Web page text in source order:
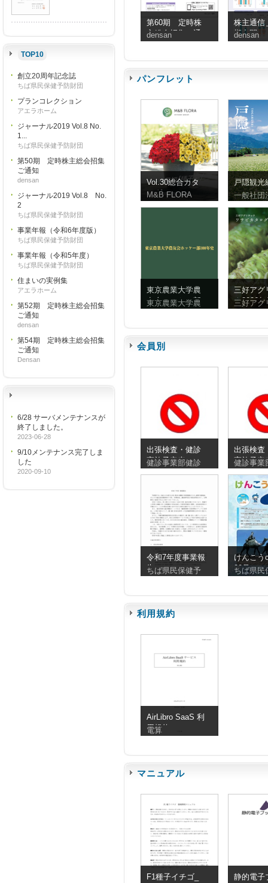
TOP10
創立20周年記念誌
ちば県民保健予防財団
プランコレクション
アエラホーム
ジャーナル2019 Vol.8 No.
1...
ちば県民保健予防財団
第50期 定時株主総会招集
ご通知
densan
ジャーナル2019 Vol.8 No.
2
ちば県民保健予防財団
事業年報（令和6年度版）
ちば県民保健予防財団
事業年報（令和5年度）
ちば県民保健予防財団
住まいの実例集
アエラホーム
第52期 定時株主総会招集
ご通知
densan
第54期 定時株主総会招集
ご通知
Densan
6/28 サーバメンテナンスが
終了しました。
2023-06-28
9/10メンテナンス完了しま
した
2020-09-10
第60期 定時株
主総会招集ご通
知
densan
株主通信
期中間
densan
パンフレット
Vol.30総合カタ
ログ
M&B FLORA
戸隠観光
ンフレッ
体字）
一般社団
東京農業大学農
友会ホッケー部
100年史
東京農業大学農
三好アグ
ク2026
ビ
三好アグ
会員別
出張検査・健診
実施予定表
_20260810_20260830
健診事業部健診
出張検査
実施予定
健診事業
令和7年度事業報
告
ちば県民保健予
けんこ
90号
ちば県民
利用規約
AirLibro SaaS 利
用規約
電算
マニュアル
F1種子イチゴ_
静的電子